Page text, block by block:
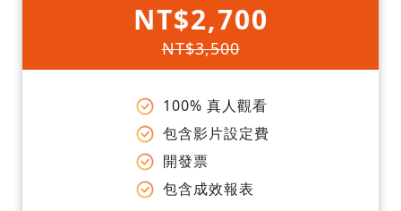
NT$2,700
NT$3,500
100% 真人觀看
包含影片設定費
開發票
包含成效報表